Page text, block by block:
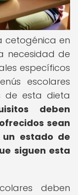
cetogénica en
necesidad de
específicos
escolares
de esta dieta
deben
sean
estado de
siguen esta
deben